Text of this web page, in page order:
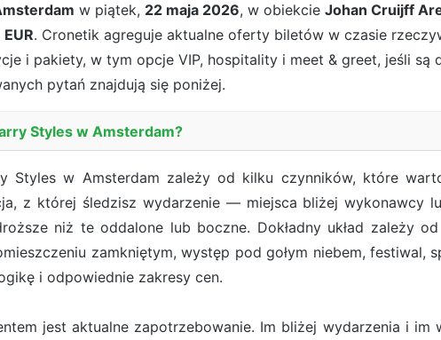
w piątek, 22 maja 2026, w obiekcie Johan Cruijff
EUR. Cronetik agreguje aktualne oferty biletów w czasie
i pakiety, w tym opcje VIP, hospitality i meet & greet, jeśli są
pytań znajdują się poniżej.
Styles w Amsterdam?
Styles w Amsterdam zależy od kilku czynników, które
z której śledzisz wydarzenie — miejsca bliżej wykonawcy
niż te oddalone lub boczne. Dokładny układ zależy
zamkniętym, występ pod gołym niebem,
i odpowiednie zakresy cen.
jest aktualne zapotrzebowanie. Im bliżej wydarzenia i im